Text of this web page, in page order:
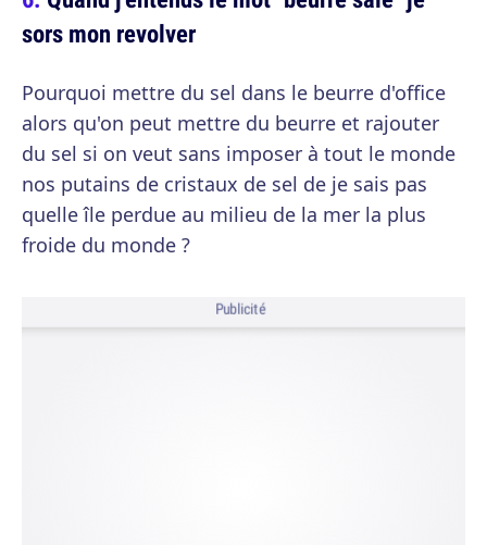
sors mon revolver
Pourquoi mettre du sel dans le beurre d'office
alors qu'on peut mettre du beurre et rajouter
du sel si on veut sans imposer à tout le monde
nos putains de cristaux de sel de je sais pas
quelle île perdue au milieu de la mer la plus
froide du monde ?
Publicité